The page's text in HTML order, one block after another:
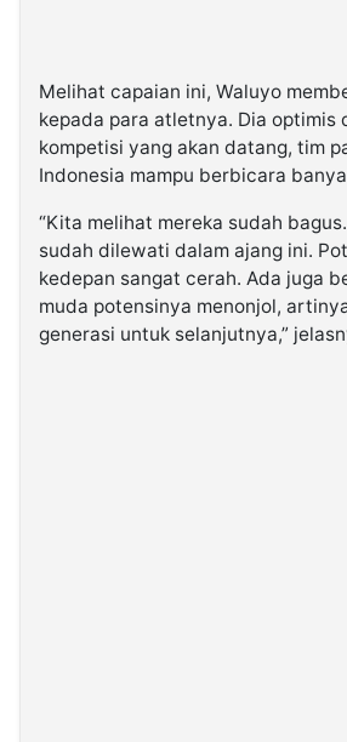
Melihat capaian ini, Waluyo
kepada para atletnya. Dia optimis
kompetisi yang akan datang, tim
Indonesia mampu berbicara
“Kita melihat mereka sudah
sudah dilewati dalam ajang ini.
kedepan sangat cerah. Ada juga
muda potensinya menonjol,
generasi untuk selanjutnya,”